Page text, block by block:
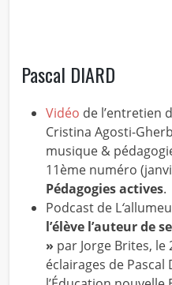
Pascal DIARD
Vidéo de l’entretien
Cristina Agosti-
musique &
11ème numéro
Pédagogies actives.
Podcast de L‘
l’élève l’auteur de
» par Jorge Brites, le
éclairages de